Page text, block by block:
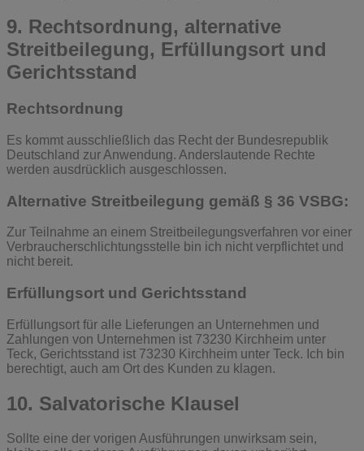
9. Rechtsordnung, alternative
Streitbeilegung, Erfüllungsort und
Gerichtsstand
Rechtsordnung
Es kommt ausschließlich das Recht der Bundesrepublik
Deutschland zur Anwendung. Anderslautende Rechte
werden ausdrücklich ausgeschlossen.
Alternative Streitbeilegung gemäß § 36 VSBG:
Zur Teilnahme an einem Streitbeilegungsverfahren vor einer
Verbraucherschlichtungsstelle bin ich nicht verpflichtet und
nicht bereit.
Erfüllungsort und Gerichtsstand
Erfüllungsort für alle Lieferungen an Unternehmen und
Zahlungen von Unternehmen ist 73230 Kirchheim unter
Teck, Gerichtsstand ist 73230 Kirchheim unter Teck. Ich bin
berechtigt, auch am Ort des Kunden zu klagen.
10. Salvatorische Klausel
Sollte eine der vorigen Ausführungen unwirksam sein,